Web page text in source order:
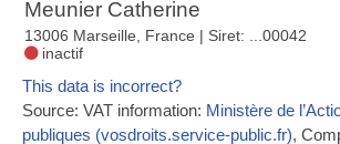
Meunier Catherine
13006 Marseille, France | Siret: ...00042
inactif
This data is incorrect?
Source: VAT information: Ministère de
publiques (vosdroits.service-public.fr),